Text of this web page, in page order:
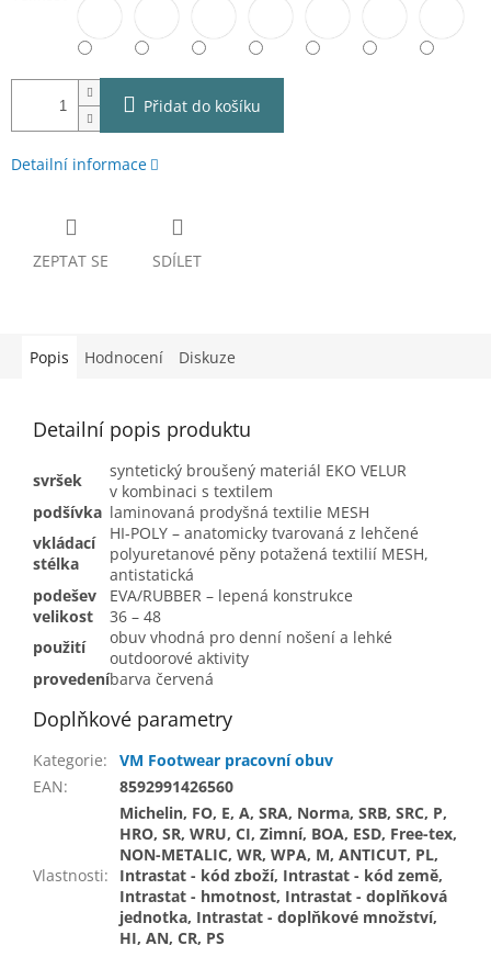
Přidat do košíku
Detailní informace
ZEPTAT SE SDÍLET
Popis Hodnocení Diskuze
Detailní popis produktu
svršek
syntetický broušený materiál EKO VELUR
v kombinaci s textilem
podšívka laminovaná prodyšná textilie MESH
vkládací
stélka
HI-POLY – anatomicky tvarovaná z lehčené
polyuretanové pěny potažená textilií MESH,
antistatická
podešev
EVA/RUBBER – lepená konstrukce
velikost
36 – 48
použití
obuv vhodná pro denní nošení a lehké
outdoorové aktivity
provedeníbarva červená
Doplňkové parametry
Kategorie:
VM Footwear pracovní obuv
EAN: 8592991426560
Vlastnosti:
Michelin, FO, E, A, SRA, Norma, SRB, SRC, P,
HRO, SR, WRU, CI, Zimní, BOA, ESD, Free-tex,
NON-METALIC, WR, WPA, M, ANTICUT, PL,
Intrastat - kód zboží, Intrastat - kód země,
Intrastat - hmotnost, Intrastat - doplňková
jednotka, Intrastat - doplňkové množství,
HI, AN, CR, PS